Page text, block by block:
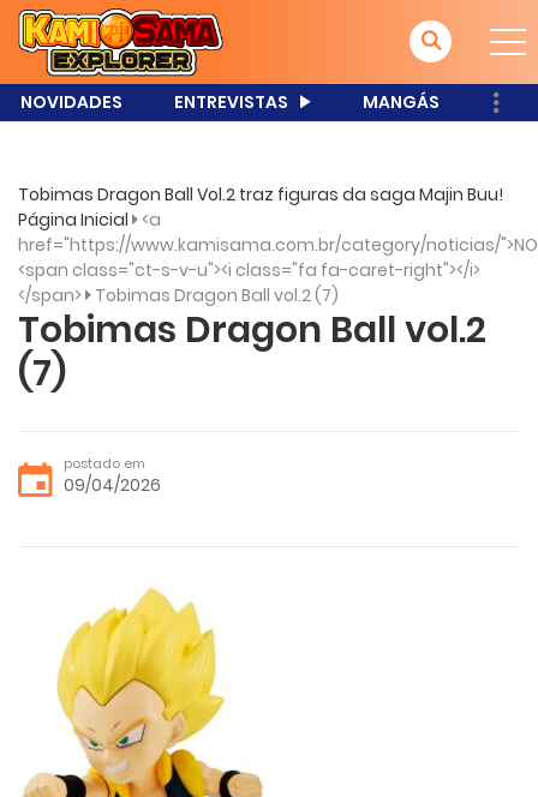
NOVIDADES ENTREVISTAS MANGÁS
Tobimas Dragon Ball Vol.2 traz figuras da saga Majin Buu!
Página Inicial <a
href="https://www.kamisama.com.br/category/noticias/
<span class="ct-s-v-u"><i class="fa fa-caret-right"></i>
</span> Tobimas Dragon Ball vol.2 (7)
Tobimas Dragon Ball vol.2
(7)
postado em
09/04/2026